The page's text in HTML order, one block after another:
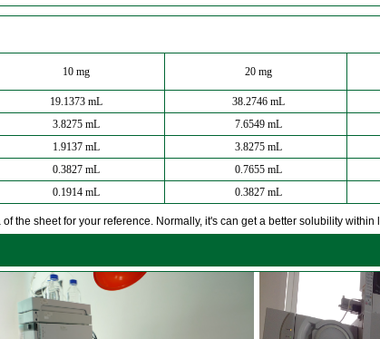
10 mg 20 mg
19.1373 mL 38.2746 mL
3.8275 mL 7.6549 mL
1.9137 mL 3.8275 mL
0.3827 mL 0.7655 mL
0.1914 mL 0.3827 mL
the sheet for your reference. Normally, it's can get a better solubility